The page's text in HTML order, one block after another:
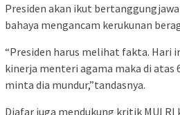
Presiden akan ikut
bahaya mengancam kerukunan
“Presiden harus melihat fakta. Hari
kinerja menteri agama maka di atas
minta dia mundur,”tandasnya.
Djafar juga mendukung kritik MUI RI